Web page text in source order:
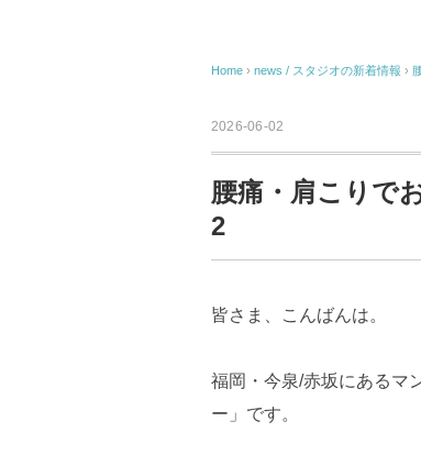
Home › news / スタジオの新着情報 ›
2026-06-02
腰痛・肩こりで
2
皆さま、こんばんは。
福岡・今泉/赤坂にあるマ
ー」です。